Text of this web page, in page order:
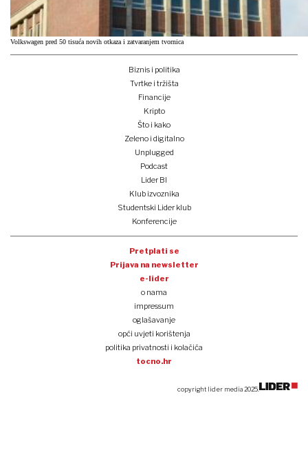
Volkswagen pred 50 tisuća novih otkaza i zatvaranjem tvornica
Biznis i politika
Tvrtke i tržišta
Financije
Kripto
Što i kako
Zeleno i digitalno
Unplugged
Podcast
Lider BI
Klub izvoznika
Studentski Lider klub
Konferencije
Pretplati se
Prijava na newsletter
e-lider
o nama
impressum
oglašavanje
opći uvjeti korištenja
politika privatnosti i kolačića
tocno.hr
copyright lider media 2025.